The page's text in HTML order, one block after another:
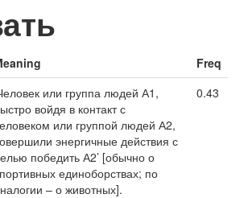
Freq
или группа людей А1,
войдя в контакт с
или группой людей А2,
энергичные действия с
победить А2’ [обычно о
единоборствах; по
– о животных].
0.43